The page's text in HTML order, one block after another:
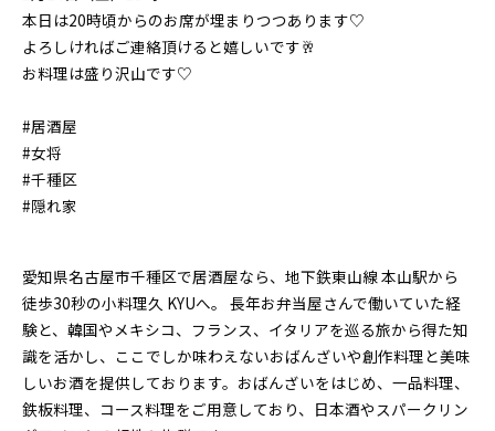
本日は20時頃からのお席が埋まりつつあります♡
よろしければご連絡頂けると嬉しいです🥂
お料理は盛り沢山です♡
#居酒屋
#女将
#千種区
#隠れ家
愛知県名古屋市千種区で居酒屋なら、地下鉄東山線 本山駅から
徒歩30秒の小料理久 KYUへ。 長年お弁当屋さんで働いていた経
験と、韓国やメキシコ、フランス、イタリアを巡る旅から得た知
識を活かし、ここでしか味わえないおばんざいや創作料理と美味
しいお酒を提供しております。おばんざいをはじめ、一品料理、
鉄板料理、コース料理をご用意しており、日本酒やスパークリン